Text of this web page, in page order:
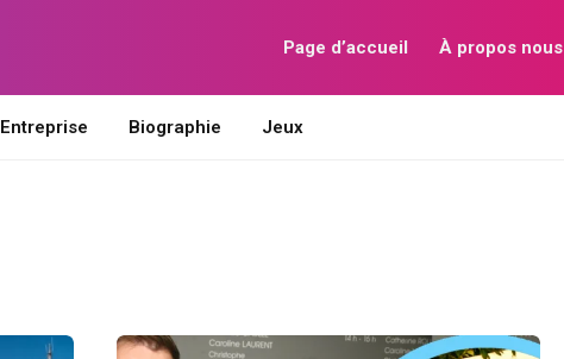
Page d’accueil À propos nous
Entreprise Biographie Jeux